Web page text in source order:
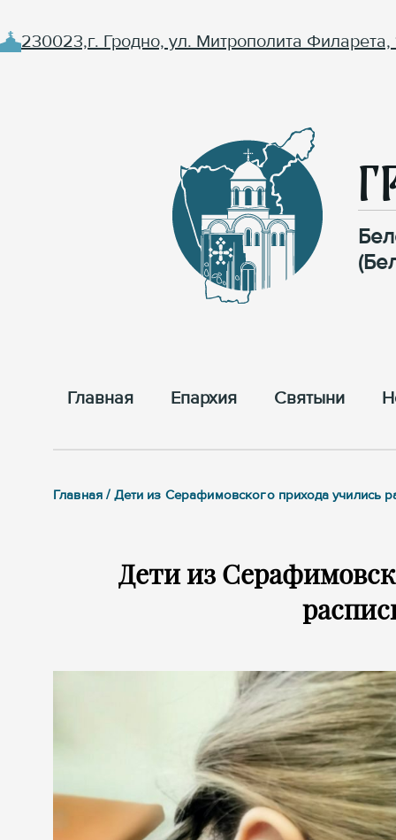
230023,г. Гродно, ул. Митрополита Филарета,
Главная Епархия Cвятыни
Главная / Дети из Серафимовского прихода учились
Дети из